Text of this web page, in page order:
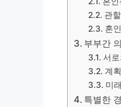
관
혼
부부간
서
계
미
특별한